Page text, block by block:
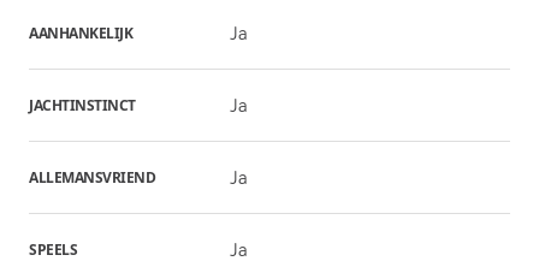
AANHANKELIJK Ja
JACHTINSTINCT Ja
ALLEMANSVRIEND Ja
SPEELS Ja